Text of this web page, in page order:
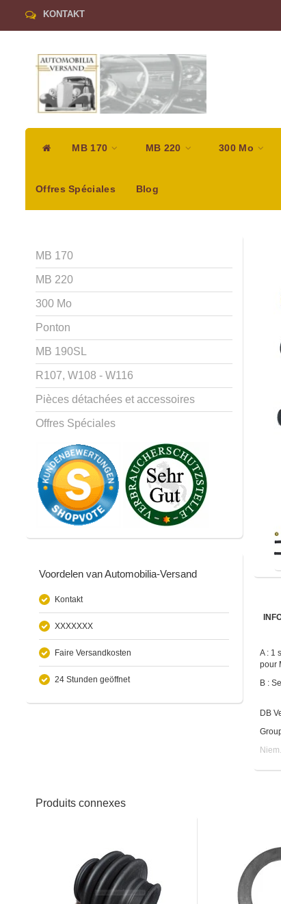
KONTAKT
MB 170 MB 220 300 Mo
Offres Spéciales Blog
MB 170
MB 220
300 Mo
Ponton
MB 190SL
R107, W108 - W116
Pièces détachées et accessoires
Offres Spéciales
Voordelen van Automobilia-Versand
Kontakt
XXXXXXX
Faire Versandkosten
24 Stunden geöffnet
A : 1
pour
B :
DB
Produits connexes